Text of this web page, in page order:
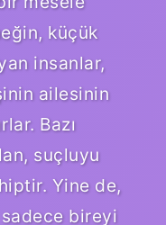
küçük
insanlar,
ailesinin
Bazı
suçluyu
Yine de,
bireyi